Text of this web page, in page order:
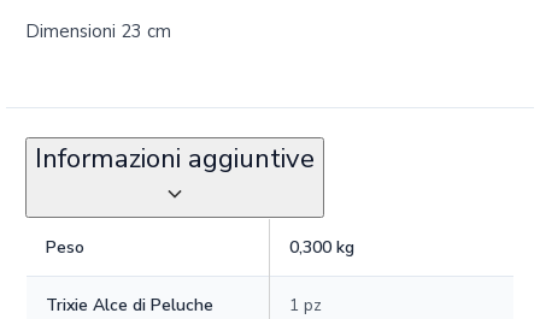
Dimensioni 23 cm
Informazioni aggiuntive
Peso 0,300 kg
Trixie Alce di Peluche
1 pz